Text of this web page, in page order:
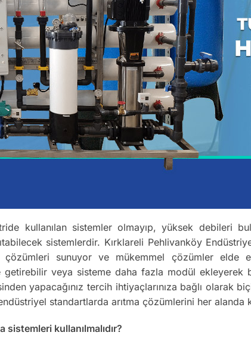
kullanılan sistemler olmayıp, yüksek debileri
sistemlerdir. Kırklareli Pehlivanköy
çözümleri sunuyor ve mükemmel çözümler elde
getirebilir veya sisteme daha fazla modül
yapacağınız tercih ihtiyaçlarınıza bağlı olarak
standartlarda arıtma çözümlerini her
kullanılmalıdır?